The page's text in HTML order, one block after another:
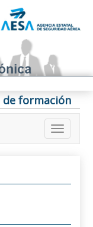
de formación